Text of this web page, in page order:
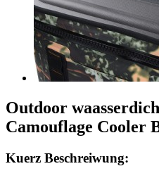
Outdoor
Camouflage Cooler
Kuerz Beschreiwung: